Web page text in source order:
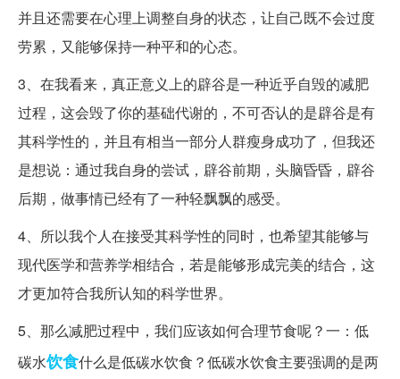
并且还需要在心理上调整自身的状态，让自己既不会过度
劳累，又能够保持一种平和的心态。
3、在我看来，真正意义上的辟谷是一种近乎自毁的减肥
过程，这会毁了你的基础代谢的，不可否认的是辟谷是有
其科学性的，并且有相当一部分人群瘦身成功了，但我还
是想说：通过我自身的尝试，辟谷前期，头脑昏昏，辟谷
后期，做事情已经有了一种轻飘飘的感受。
4、所以我个人在接受其科学性的同时，也希望其能够与
现代医学和营养学相结合，若是能够形成完美的结合，这
才更加符合我所认知的科学世界。
5、那么减肥过程中，我们应该如何合理节食呢？一：低
碳水饮食什么是低碳水饮食？低碳水饮食主要强调的是两